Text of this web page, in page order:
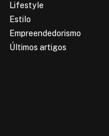
Lifestyle
Estilo
Empreendedorismo
Últimos artigos